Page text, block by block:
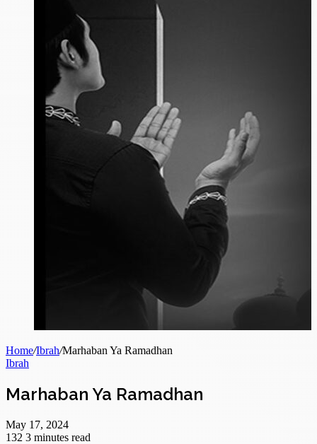
Home/Ibrah/Marhaban Ya Ramadhan
Ibrah
Marhaban Ya Ramadhan
May 17, 2024
132 3 minutes read